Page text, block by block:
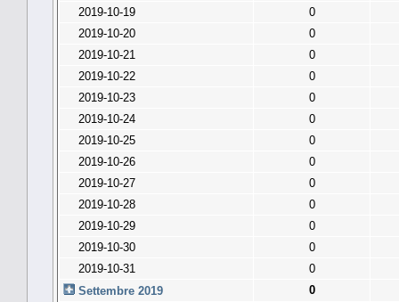
2019-10-19
0
2019-10-20
0
2019-10-21
0
2019-10-22
0
2019-10-23
0
2019-10-24
0
2019-10-25
0
2019-10-26
0
2019-10-27
0
2019-10-28
0
2019-10-29
0
2019-10-30
0
2019-10-31
0
Settembre 2019
0